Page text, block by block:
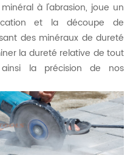
à l'abrasion, joue un
et la découpe de
des minéraux de dureté
la dureté relative de tout
la précision de nos